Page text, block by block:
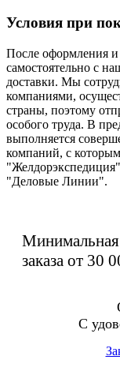
Условия при
После оформления и
самостоятельно с
доставки. Мы
компаниями,
страны, поэтому
особого труда. В
выполняется
компаний, с
"Деловые Линии".
заказа от 30
С